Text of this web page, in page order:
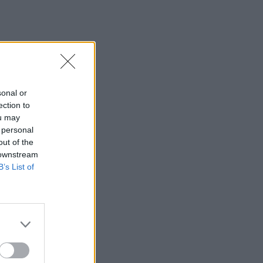
or
to
may
of the
List of
τραυματίστηκε σε τροχαίο
13:54